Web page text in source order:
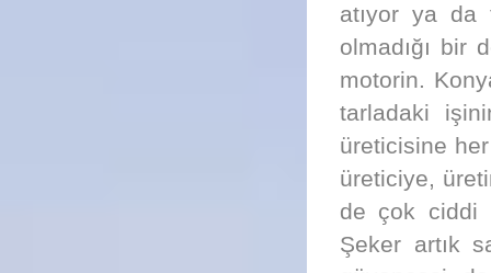
atıyor ya da
olmadığı bir
motorin.
tarladaki
üreticisine
üreticiye,
de çok ciddi
Şeker artık